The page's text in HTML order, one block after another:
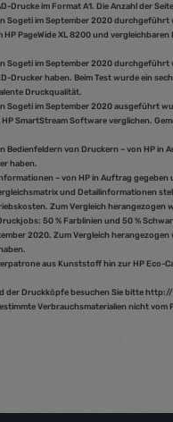
Drucke im Format A1. Die Anzahl der
Sogeti im September 2020
PageWide XL 8200 und
Sogeti im September 2020
Drucker haben. Beim Test wurde ein
Druckqualität.
Sogeti im September 2020 ausgeführt
SmartStream Software verglichen.
Bedienfeldern von Druckern – von HP
haben.
– von HP in Auftrag
und Detailinformationen
Zum Vergleich
50 % Farblinien und 50 %
2020. Zum Vergleich
aus Kunststoff hin zur HP
der Druckköpfe besuchen Sie bitte
Verbrauchsmaterialien nicht